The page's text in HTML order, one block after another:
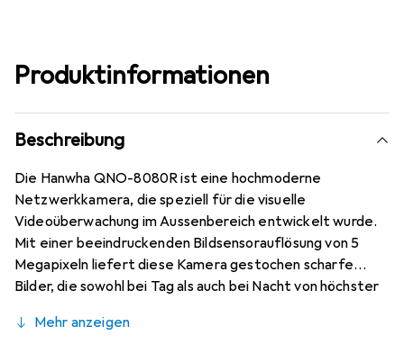
Produktinformationen
Beschreibung
Die Hanwha QNO-8080R ist eine hochmoderne
Netzwerkkamera, die speziell für die visuelle
Videoüberwachung im Aussenbereich entwickelt wurde.
Mit einer beeindruckenden Bildsensorauflösung von 5
Megapixeln liefert diese Kamera gestochen scharfe
Bilder, die sowohl bei Tag als auch bei Nacht von höchster
LEDs ermöglicht die Kamera eine zuverlässige
Mehr anzeigen